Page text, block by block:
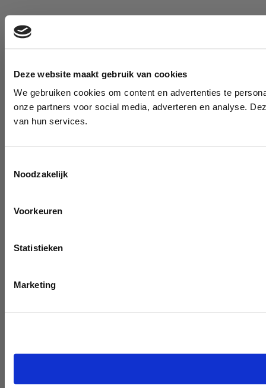
Deze website maakt gebruik van cookies
We gebruiken cookies om content en advertenties te
onze partners voor social media, adverteren en analyse.
van hun services.
Noodzakelijk
Voorkeuren
Statistieken
Marketing